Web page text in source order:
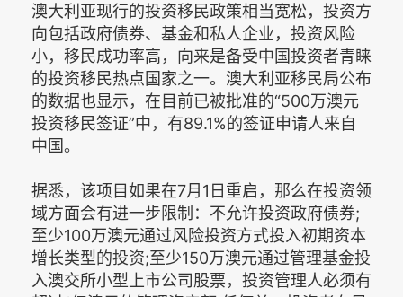
澳大利亚现行的投资移民政策相当宽松，投资方
向包括政府债券、基金和私人企业，投资风险
小，移民成功率高，向来是备受中国投资者青睐
的投资移民热点国家之一。澳大利亚移民局公布
的数据也显示，在目前已被批准的“500万澳元
投资移民签证”中，有89.1%的签证申请人来自
中国。
据悉，该项目如果在7月1日重启，那么在投资领
域方面会有进一步限制：不允许投资政府债券;
至少100万澳元通过风险投资方式投入初期资本
增长类型的投资;至少150万澳元通过管理基金投
入澳交所小型上市公司股票，投资管理人必须有